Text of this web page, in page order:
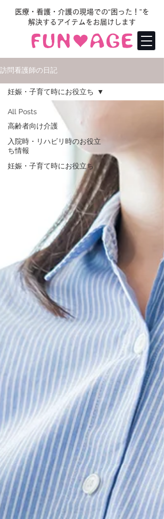
医療・看護・介護の現場での“困った！”を
解決するアイテムをお届けします
訪問看護師の日記
All Posts
高齢者向け介護
入院時・リハビリ時のお役立
ち情報
妊娠・子育て時にお役立ち
妊娠・子育て時にお役立ち